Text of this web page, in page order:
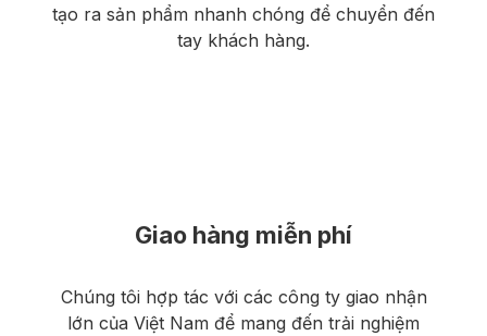
tạo ra sản phẩm nhanh chóng để chuyển đến
tay khách hàng.
Giao hàng miễn phí
Chúng tôi hợp tác với các công ty giao nhận
lớn của Việt Nam để mang đến trải nghiệm